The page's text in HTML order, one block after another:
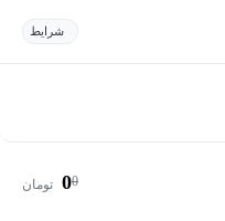
شرایط
0
0 تومان